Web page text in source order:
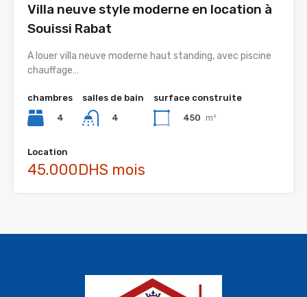
Villa neuve style moderne en location à
Souissi Rabat
A louer villa neuve moderne haut standing, avec piscine
chauffage…
chambres
4
salles de bain
4
surface construite
450 m²
Location
45.000DHS mois